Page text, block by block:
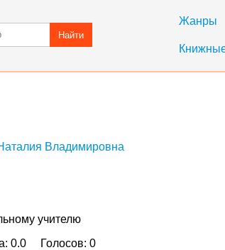
Жанры
Найти
Владимировна
учителю
0.0 Голосов: 0